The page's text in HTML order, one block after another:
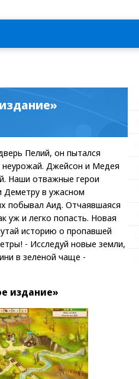
Пелий, он пытался
неурожай. Джейсон и Медея
Наши отважные герои
Деметру в ужасном
побывал Аид. Отчаявшаяся
уж и легко попасть. Новая
историю о пропавшей
- Исследуй новые земли,
в зеленой чаще -
издание»